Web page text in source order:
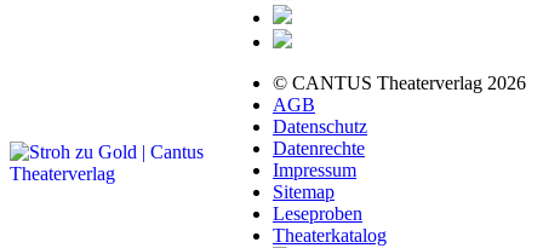
© CANTUS Theaterverlag 2026
AGB
Datenschutz
Datenrechte
Impressum
Sitemap
Leseproben
Theaterkatalog